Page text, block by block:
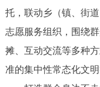
托，联动乡（镇、街
志愿服务组织，围绕
摊、互动交流等多种
准的集中性常态化文明